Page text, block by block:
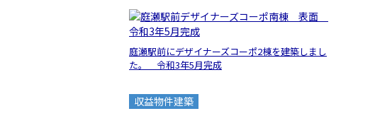
庭瀬駅前にデザイナーズコーポ2棟を建築しまし
た。 令和3年5月完成
収益物件建築